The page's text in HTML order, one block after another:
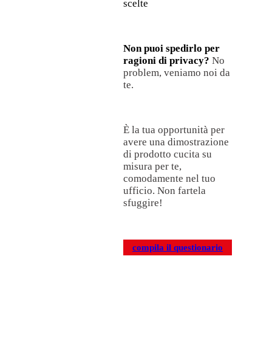
scelte
Non puoi spedirlo per
ragioni di privacy? No
problem, veniamo noi da
te.
È la tua opportunità per
avere una dimostrazione
di prodotto cucita su
misura per te,
comodamente nel tuo
ufficio. Non fartela
sfuggire!
compila il questionario